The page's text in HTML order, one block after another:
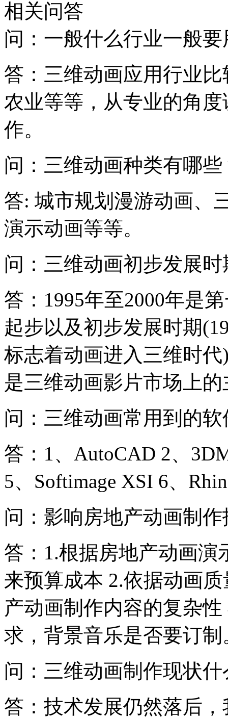
相关问答
问：一般什么行业一般
答：三维动画应用行业
农业等等，从专业的角
作。
问：三维动画种类有哪些
答: 城市规划漫游动画、
演示动画等等。
问：三维动画初步发展
答：1995年至2000年是
起步以及初步发展时期
标志着动画进入三维时
是三维动画影片市场上
问：三维动画常用到的
答：1、AutoCAD 2、
5、Softimage XSI 6、
问：影响房地产动画制
答：1.根据房地产动画
来预算成本 2.依据动画
产动画制作内容的复杂
求，背景音乐是否要订制
问：三维动画制作现状什
答：技术发展仍然落后